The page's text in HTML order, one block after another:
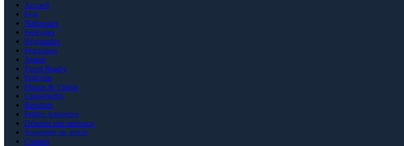
Accueil
Pros
Nationales
Fédérales
Régionales
Féminines
Jeunes
Esprit Rugby
Podcasts
Photos & Vidéos
Classements
Résultats
Petites Annonces
Déposer une annonce
Soumettre un article
Contact